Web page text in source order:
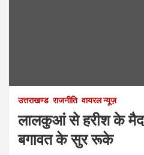
उत्तराखण्ड राजनीति वायरल न्यूज़
लालकुआं से हरीश के
बगावत के सुर रूके